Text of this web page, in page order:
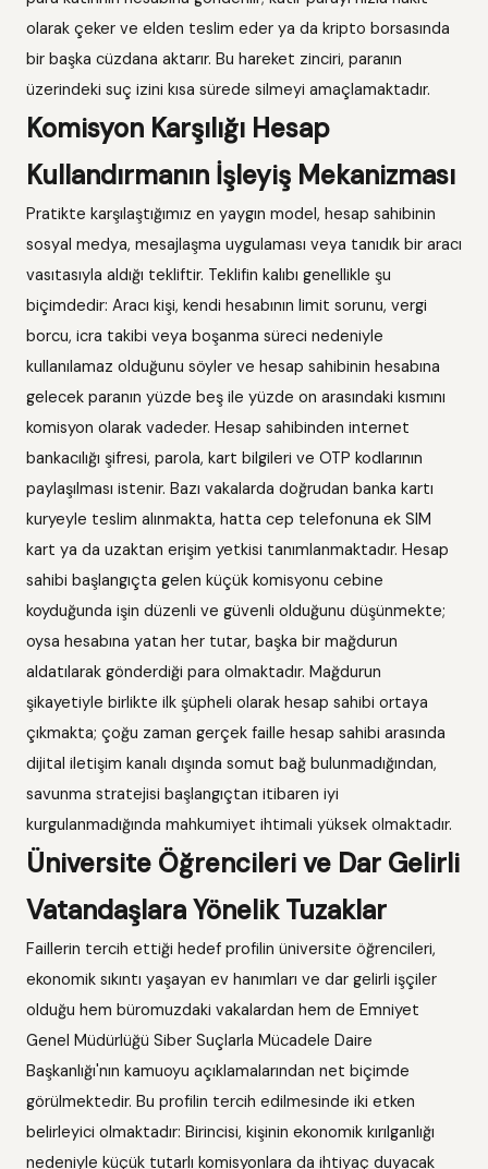
olarak çeker ve elden teslim eder ya da kripto borsasında
bir başka cüzdana aktarır. Bu hareket zinciri, paranın
üzerindeki suç izini kısa sürede silmeyi amaçlamaktadır.
Komisyon Karşılığı Hesap
Kullandırmanın İşleyiş Mekanizması
Pratikte karşılaştığımız en yaygın model, hesap sahibinin
sosyal medya, mesajlaşma uygulaması veya tanıdık bir aracı
vasıtasıyla aldığı tekliftir. Teklifin kalıbı genellikle şu
biçimdedir: Aracı kişi, kendi hesabının limit sorunu, vergi
borcu, icra takibi veya boşanma süreci nedeniyle
kullanılamaz olduğunu söyler ve hesap sahibinin hesabına
gelecek paranın yüzde beş ile yüzde on arasındaki kısmını
komisyon olarak vadeder. Hesap sahibinden internet
bankacılığı şifresi, parola, kart bilgileri ve OTP kodlarının
paylaşılması istenir. Bazı vakalarda doğrudan banka kartı
kuryeyle teslim alınmakta, hatta cep telefonuna ek SIM
kart ya da uzaktan erişim yetkisi tanımlanmaktadır. Hesap
sahibi başlangıçta gelen küçük komisyonu cebine
koyduğunda işin düzenli ve güvenli olduğunu düşünmekte;
oysa hesabına yatan her tutar, başka bir mağdurun
aldatılarak gönderdiği para olmaktadır. Mağdurun
şikayetiyle birlikte ilk şüpheli olarak hesap sahibi ortaya
çıkmakta; çoğu zaman gerçek faille hesap sahibi arasında
dijital iletişim kanalı dışında somut bağ bulunmadığından,
savunma stratejisi başlangıçtan itibaren iyi
kurgulanmadığında mahkumiyet ihtimali yüksek olmaktadır.
Üniversite Öğrencileri ve Dar Gelirli
Vatandaşlara Yönelik Tuzaklar
Faillerin tercih ettiği hedef profilin üniversite öğrencileri,
ekonomik sıkıntı yaşayan ev hanımları ve dar gelirli işçiler
olduğu hem büromuzdaki vakalardan hem de Emniyet
Genel Müdürlüğü Siber Suçlarla Mücadele Daire
Başkanlığı'nın kamuoyu açıklamalarından net biçimde
görülmektedir. Bu profilin tercih edilmesinde iki etken
belirleyici olmaktadır: Birincisi, kişinin ekonomik kırılganlığı
nedeniyle küçük tutarlı komisyonlara da ihtiyaç duyacak